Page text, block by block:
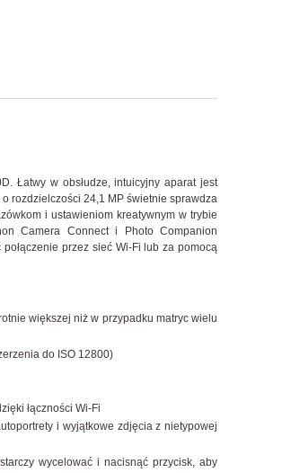
Łatwy w obsłudze, intuicyjny aparat jest
rozdzielczości 24,1 MP świetnie sprawdza
i ustawieniom kreatywnym w trybie
Camera Connect i Photo Companion
przez sieć Wi-Fi lub za pomocą
większej niż w przypadku matryc wielu
do ISO 12800)
łączności Wi-Fi
i wyjątkowe zdjęcia z nietypowej
wycelować i nacisnąć przycisk, aby